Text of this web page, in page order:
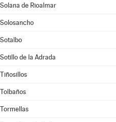
Solana de Rioalmar
Solosancho
Sotalbo
Sotillo de la Adrada
Tiñosillos
Tolbaños
Tormellas